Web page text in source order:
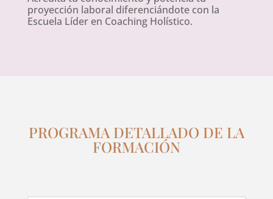
proyección laboral diferenciándote con la
Escuela Líder en Coaching Holístico.
PROGRAMA DETALLADO DE LA
FORMACIÓN